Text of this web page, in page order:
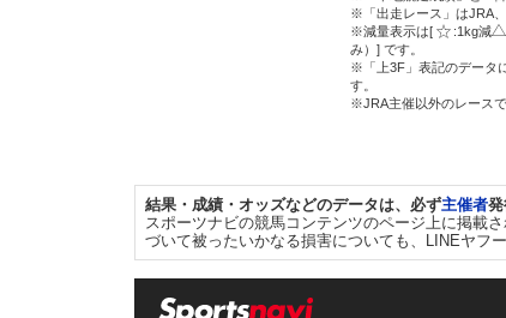
※「出走レース」はJRA
※減量表示は[
:1kg減
み）] です。
※「上3F」表記のデータ
す。
※JRA主催以外のレース
結果・成績・オッズなどのデータは、必ず主催者発
スポーツナビの競馬コンテンツのページ上に掲載
づいて被ったいかなる損害についても、LINEヤフ